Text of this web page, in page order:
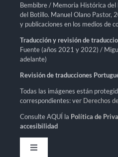
Bembibre / Memoria Histórica
del Botillo. Manuel Olano Pastor,
y publicaciones en los medios de
Traducción y revisión de
Fuente (años 2021 y 2022) /
adelante)
Revisión de traducciones
Todas las imágenes están
correspondientes: ver Derechos
Consulte AQUÍ la Política de
accesibilidad
Toggle